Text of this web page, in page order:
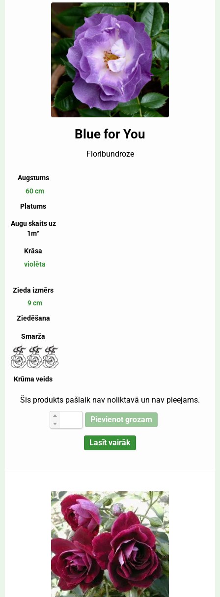
Blue for You
Floribundroze
Augstums
60 cm
Platums
Augu skaits uz
1m²
Krāsa
violēta
Zieda izmērs
9 cm
Ziedēšana
Smarža
Krūma veids
Šis produkts pašlaik nav noliktavā un nav pieejams.
Pievienot grozam
Lasīt vairāk